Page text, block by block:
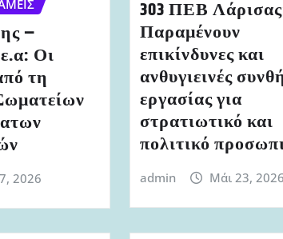
–
Οι
τη
2026
303 ΠΕΒ
Παραμένουν
επικίνδυνες και
ανθυγιεινές
εργασίας για
στρατιωτικό και
πολιτικό
admin Μάι 23, 2026